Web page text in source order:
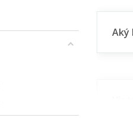
Aký